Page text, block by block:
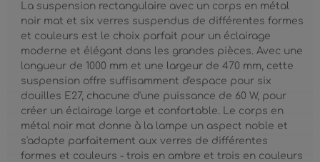
La suspension rectangulaire avec un corps en métal
noir mat et six verres suspendus de différentes formes
et couleurs est le choix parfait pour un éclairage
moderne et élégant dans les grandes pièces. Avec une
longueur de 1000 mm et une largeur de 470 mm, cette
suspension offre suffisamment d'espace pour six
douilles E27, chacune d'une puissance de 60 W, pour
créer un éclairage large et confortable. Le corps en
métal noir mat donne à la lampe un aspect noble et
s'adapte parfaitement aux verres de différentes
formes et couleurs - trois en ambre et trois en couleurs